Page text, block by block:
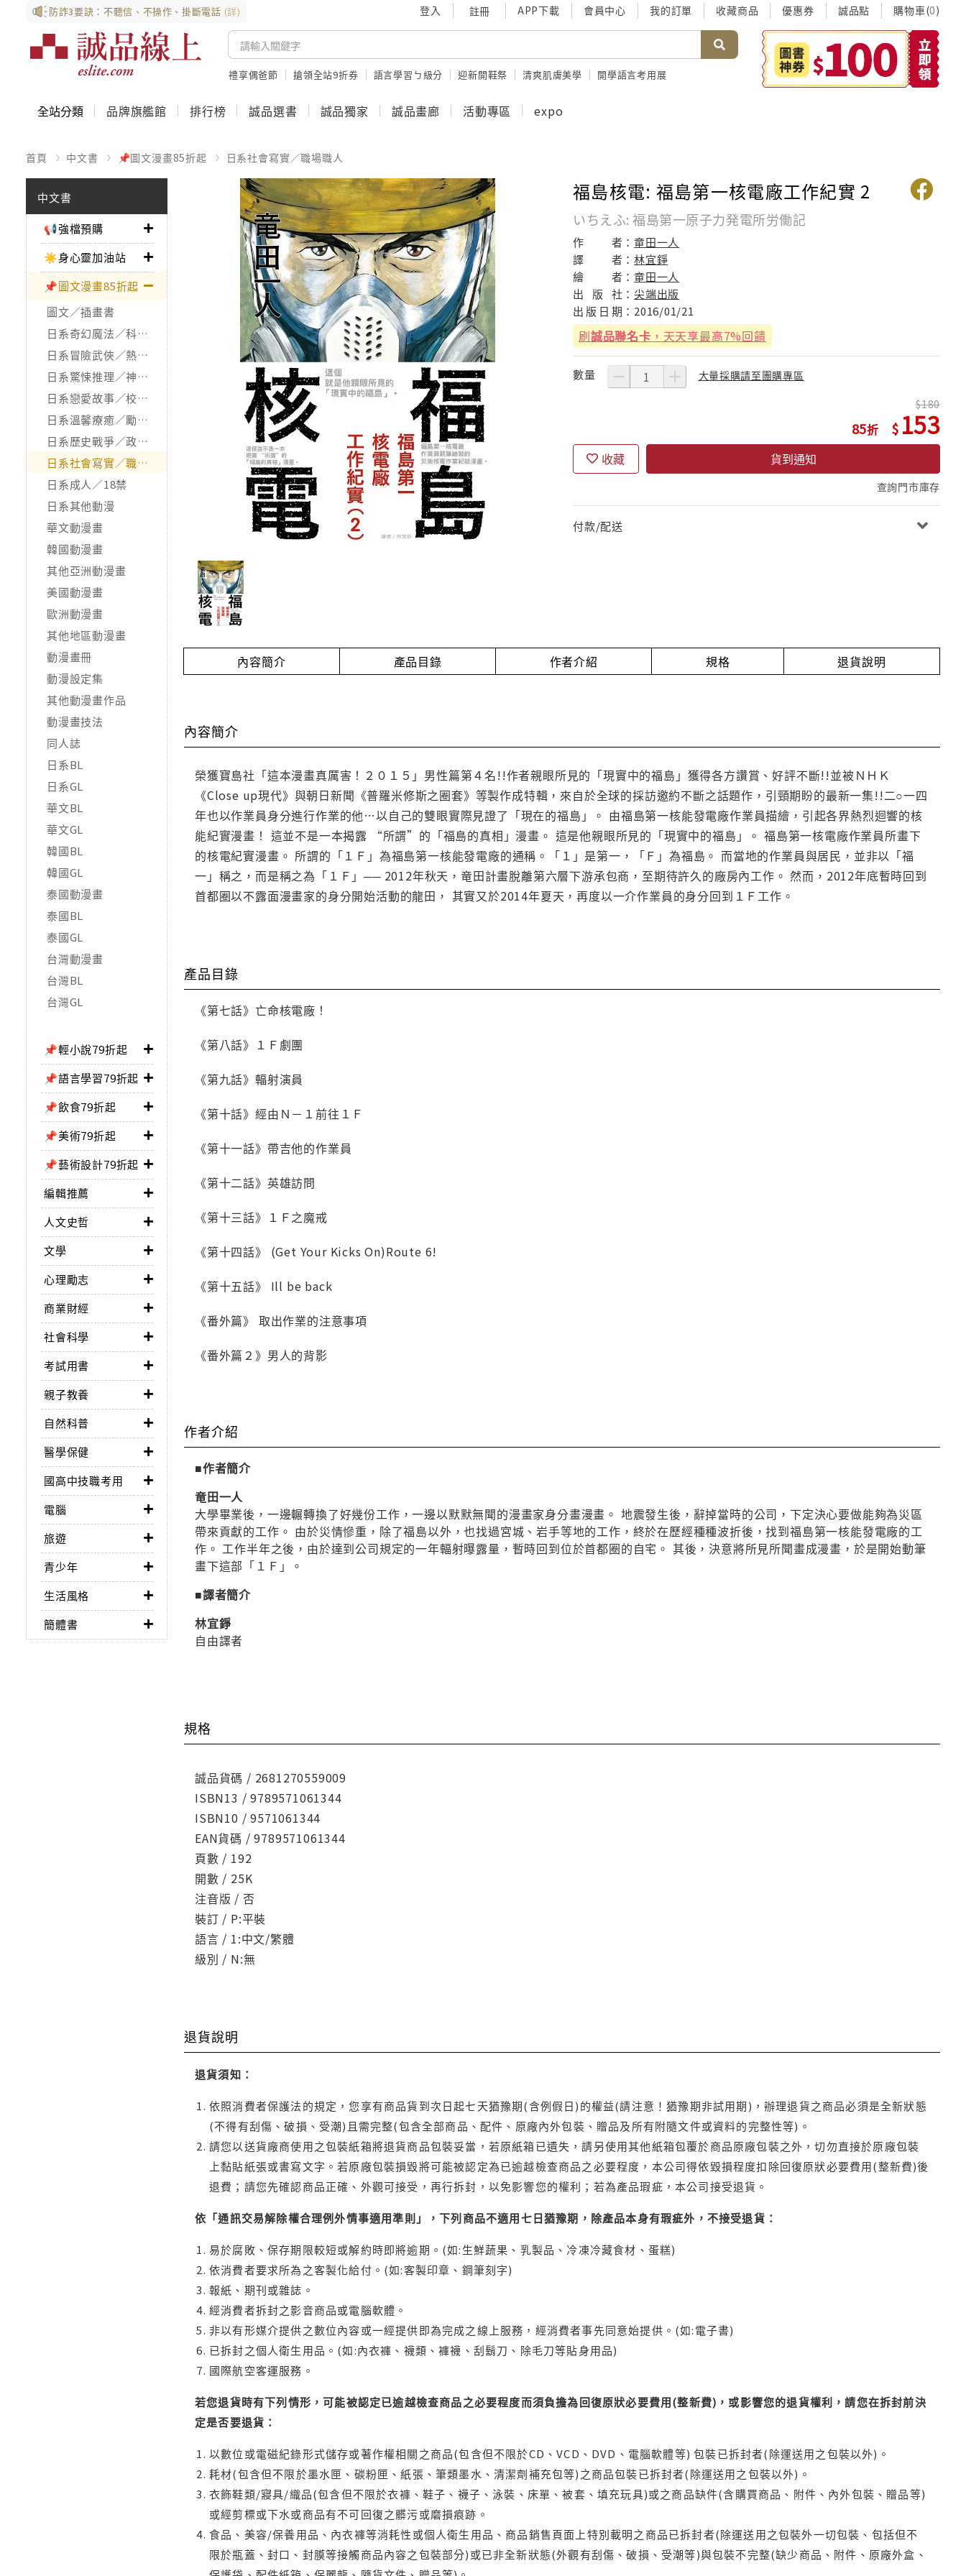
防詐3要訣：不聽信、不操作、掛斷電話 (詳) 登入 註冊 APP下載 會員中心 我的訂單 收藏商品 優惠券 誠品點 購物車(0)
禮享偶爸節 搶領全站9折券 語言學習ㄅ級分 迎新開鞋祭 清爽肌膚美學 開學語言考用展
全站分類 品牌旗艦館 排行榜 誠品選書 誠品獨家 誠品畫廊 活動專區 expo
首頁 中文書 📌圖文漫畫85折起 日系社會寫實／職場職人
中文書
📢強檔預購
☀️身心靈加油站
📌圖文漫畫85折起
圖文／插畫書
日系奇幻魔法／科幻冒險
日系冒險武俠／熱血運動
日系驚悚推理／神怪靈異
日系戀愛故事／校園青春
日系溫馨療癒／勵志搞笑
日系歷史戰爭／政治宗教
日系社會寫實／職場職人
日系成人／18禁
日系其他動漫
華文動漫畫
韓國動漫畫
其他亞洲動漫畫
美國動漫畫
歐洲動漫畫
其他地區動漫畫
動漫畫冊
動漫設定集
其他動漫畫作品
動漫畫技法
同人誌
日系BL
日系GL
華文BL
華文GL
韓國BL
韓國GL
泰國動漫畫
泰國BL
泰國GL
台灣動漫畫
台灣BL
台灣GL
📌輕小說79折起
📌語言學習79折起
📌飲食79折起
📌美術79折起
📌藝術設計79折起
編輯推薦
人文史哲
文學
心理勵志
商業財經
社會科學
考試用書
親子教養
自然科普
醫學保健
國高中技職考用
電腦
旅遊
青少年
生活風格
簡體書
福島核電: 福島第一核電廠工作紀實 2
いちえふ: 福島第一原子力発電所労働記
作 者：竜田一人
譯
者：林宜錚
繪
者：竜田一人
出
版 社：尖端出版
出 版 日 期： 2016/01/21
刷誠品聯名卡 ，天天享最高7%回饋
數量 大量採購請至團購專區
85
180
153
收藏 貨到通知
查詢門市庫存
付款/配送
內容簡介 產品目錄 作者介紹 規格 退貨說明
內容簡介
榮獲寶島社「這本漫畫真厲害！２０１５」男性篇第４名!!作者親眼所見的「現實中的福島」獲得各方讚賞、好評不斷!!並被ＮＨＫ
《Close up現代》與朝日新聞《普羅米修斯之圈套》等製作成特輯，來自於全球的採訪邀約不斷之話題作，引頸期盼的最新一集!!二○一四
年也以作業員身分進行作業的他…以自己的雙眼實際見證了「現在的福島」。 由福島第一核能發電廠作業員描繪，引起各界熱烈迴響的核
能紀實漫畫！ 這並不是一本揭露 “所謂”的「福島的真相」漫畫。 這是他親眼所見的「現實中的福島」。 福島第一核電廠作業員所畫下
的核電紀實漫畫。 所謂的「１Ｆ」為福島第一核能發電廠的通稱。「１」是第一，「Ｆ」為福島。 而當地的作業員與居民，並非以「福
一」稱之，而是稱之為「１Ｆ」── 2012年秋天，竜田計畫脫離第六層下游承包商，至期待許久的廠房內工作。 然而，2012年底暫時回到
首都圈以不露面漫畫家的身分開始活動的龍田， 其實又於2014年夏天，再度以一介作業員的身分回到１Ｆ工作。
產品目錄
《第七話》亡命核電廠！
《第八話》１Ｆ劇團
《第九話》輻射演員
《第十話》經由Ｎ－１前往１Ｆ
《第十一話》帶吉他的作業員
《第十二話》英雄訪問
《第十三話》１Ｆ之魔戒
《第十四話》 (Get Your Kicks On)Route 6!
《第十五話》 Ill be back
《番外篇》 取出作業的注意事項
《番外篇２》男人的背影
作者介紹
■作者簡介
竜田一人
大學畢業後，一邊輾轉換了好幾份工作，一邊以默默無聞的漫畫家身分畫漫畫。 地震發生後，辭掉當時的公司，下定決心要做能夠為災區
帶來貢獻的工作。 由於災情慘重，除了福島以外，也找過宮城、岩手等地的工作，終於在歷經種種波折後，找到福島第一核能發電廠的工
作。 工作半年之後，由於達到公司規定的一年輻射曝露量，暫時回到位於首都圈的自宅。 其後，決意將所見所聞畫成漫畫，於是開始動筆
畫下這部「１Ｆ」。
■譯者簡介
林宜錚
自由譯者
規格
誠品貨碼 / 2681270559009
ISBN13 / 9789571061344
ISBN10 / 9571061344
EAN貨碼 / 9789571061344
頁數 / 192
開數 / 25K
注音版 / 否
裝訂 / P:平裝
語言 / 1:中文/繁體
級別 / N:無
退貨說明
退貨須知：
依照消費者保護法的規定，您享有商品貨到次日起七天猶豫期(含例假日)的權益(請注意！猶豫期非試用期)，辦理退貨之商品必須是全新狀態
(不得有刮傷、破損、受潮)且需完整(包含全部商品、配件、原廠內外包裝、贈品及所有附隨文件或資料的完整性等)。
請您以送貨廠商使用之包裝紙箱將退貨商品包裝妥當，若原紙箱已遺失，請另使用其他紙箱包覆於商品原廠包裝之外，切勿直接於原廠包裝
上黏貼紙張或書寫文字。若原廠包裝損毀將可能被認定為已逾越檢查商品之必要程度，本公司得依毀損程度扣除回復原狀必要費用(整新費)後
退費；請您先確認商品正確、外觀可接受，再行拆封，以免影響您的權利；若為產品瑕疵，本公司接受退貨。
依「通訊交易解除權合理例外情事適用準則」，下列商品不適用七日猶豫期，除產品本身有瑕疵外，不接受退貨：
易於腐敗、保存期限較短或解約時即將逾期。(如:生鮮蔬果、乳製品、冷凍冷藏食材、蛋糕)
依消費者要求所為之客製化給付。(如:客製印章、鋼筆刻字)
報紙、期刊或雜誌。
經消費者拆封之影音商品或電腦軟體。
非以有形媒介提供之數位內容或一經提供即為完成之線上服務，經消費者事先同意始提供。(如:電子書)
已拆封之個人衛生用品。(如:內衣褲、襪類、褲襪、刮鬍刀、除毛刀等貼身用品)
國際航空客運服務。
若您退貨時有下列情形，可能被認定已逾越檢查商品之必要程度而須負擔為回復原狀必要費用(整新費)，或影響您的退貨權利，請您在拆封前決
定是否要退貨：
以數位或電磁紀錄形式儲存或著作權相關之商品(包含但不限於CD、VCD、DVD、電腦軟體等) 包裝已拆封者(除運送用之包裝以外)。
耗材(包含但不限於墨水匣、碳粉匣、紙張、筆類墨水、清潔劑補充包等)之商品包裝已拆封者(除運送用之包裝以外)。
衣飾鞋類/寢具/織品(包含但不限於衣褲、鞋子、襪子、泳裝、床單、被套、填充玩具)或之商品缺件(含購買商品、附件、內外包裝、贈品等)
或經剪標或下水或商品有不可回復之髒污或磨損痕跡。
食品、美容/保養用品、內衣褲等消耗性或個人衛生用品、商品銷售頁面上特別載明之商品已拆封者(除運送用之包裝外一切包裝、包括但不
限於瓶蓋、封口、封膜等接觸商品內容之包裝部分)或已非全新狀態(外觀有刮傷、破損、受潮等)與包裝不完整(缺少商品、附件、原廠外盒、